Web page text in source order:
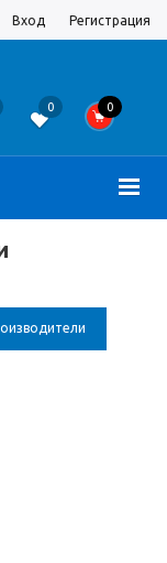
Вход Регистрация
0 0